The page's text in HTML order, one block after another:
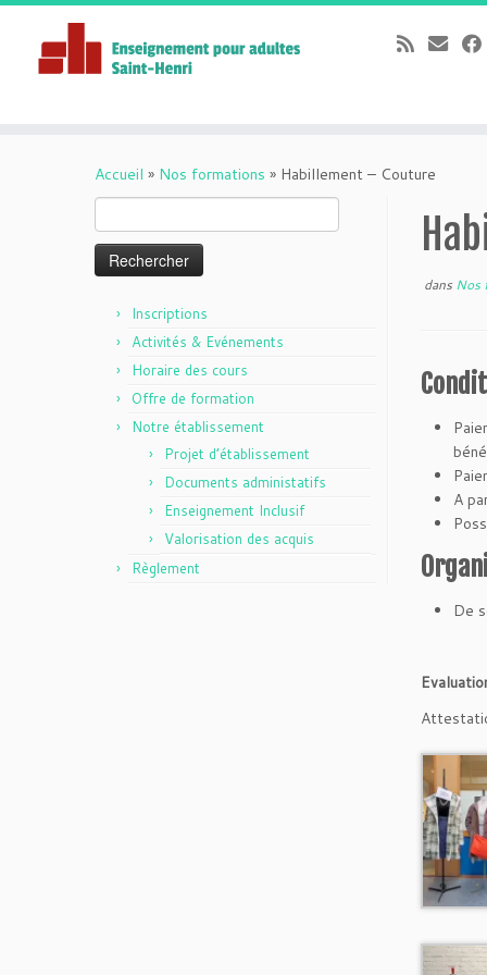
Accueil » Nos formations » Habillement – Couture
Inscriptions
Activités & Evénements
Horaire des cours
Offre de formation
Notre établissement
Projet d’établissement
Documents administatifs
Enseignement Inclusif
Valorisation des acquis
Règlement
dans Nos
A
De